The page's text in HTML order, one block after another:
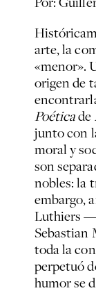
arte, la
«menor».
origen de
Poéticade
junto con
moral y
son
nobles: la
embargo,
Luthiers
toda la
perpetuó
humor se